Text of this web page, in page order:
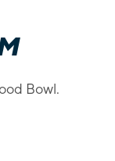
Bowl.